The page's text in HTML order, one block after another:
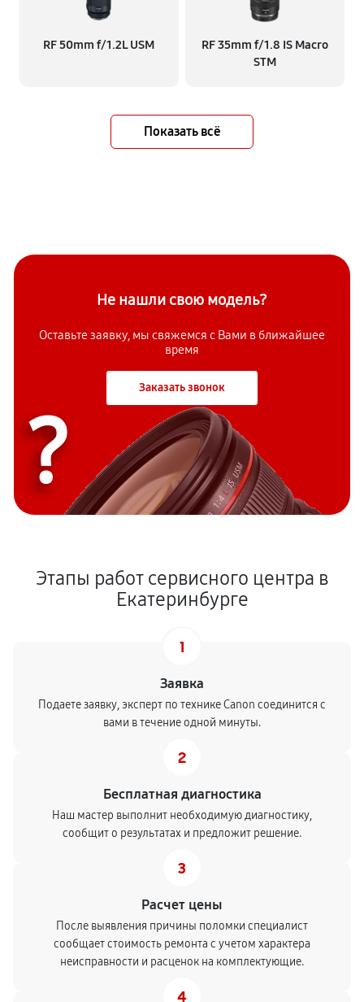
RF 50mm f/1.2L USM
RF 35mm f/1.8 IS Macro
STM
Показать всё
Не нашли свою модель?
Оставьте заявку, мы свяжемся с Вами в ближайшее
время
Заказать звонок
?
Этапы работ сервисного центра в
Екатеринбурге
1
Заявка
Подаете заявку, эксперт по технике Canon соединится с
вами в течение одной минуты.
2
Бесплатная диагностика
Наш мастер выполнит необходимую диагностику,
сообщит о результатах и предложит решение.
3
Расчет цены
После выявления причины поломки специалист
сообщает стоимость ремонта с учетом характера
неисправности и расценок на комплектующие.
4